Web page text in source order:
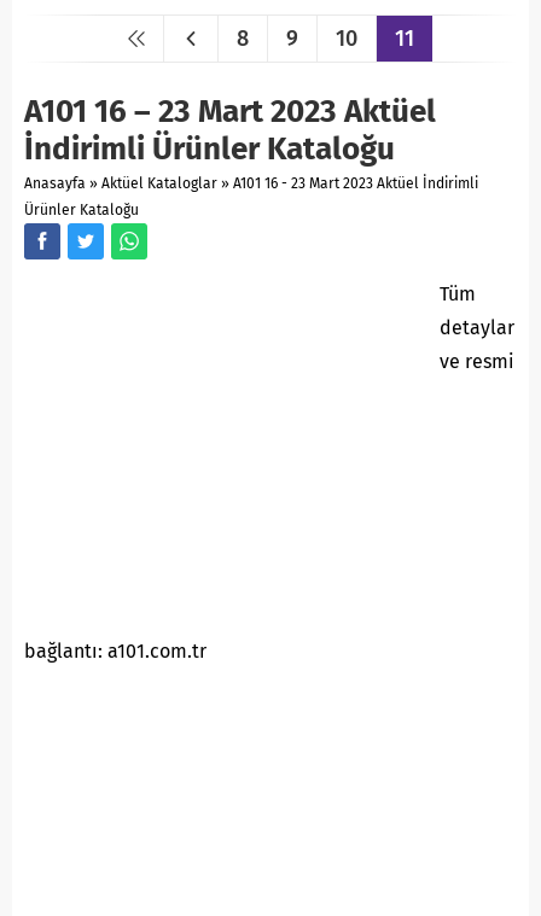
8 9 10 11
A101 16 – 23 Mart 2023 Aktüel
İndirimli Ürünler Kataloğu
Anasayfa » Aktüel Kataloglar » A101 16 - 23 Mart 2023 Aktüel İndirimli
Ürünler Kataloğu
Tüm
detaylar
ve resmi
bağlantı: a101.com.tr